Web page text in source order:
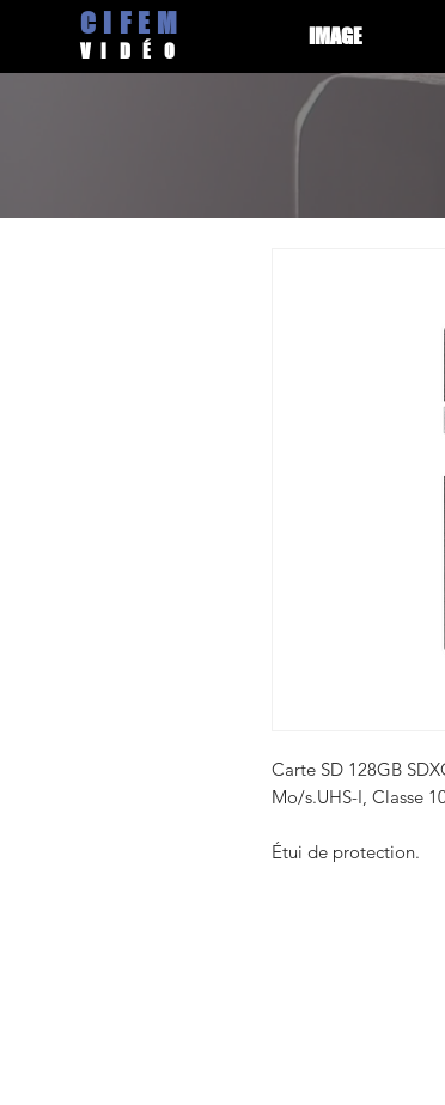
CIFEM
VIDÉ O
IMAGE
Carte SD 128GB
Mo/s.UHS-I, Classe
Étui de protection.